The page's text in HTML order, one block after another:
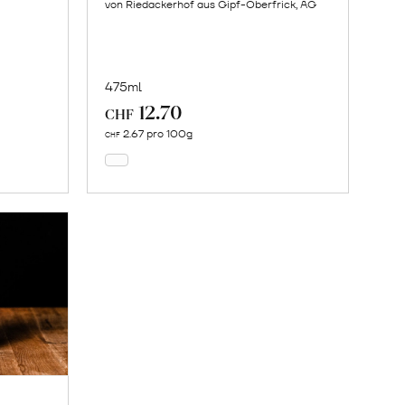
von Riedackerhof aus Gipf-Oberfrick, AG
475ml
CHF 12.70
CHF 2.67 pro 100g